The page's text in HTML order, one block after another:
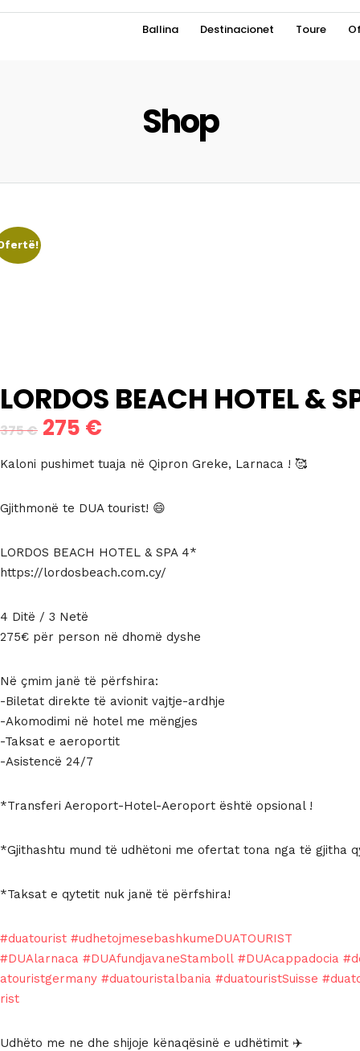
Ballina Destinacionet Toure
Shop
LORDOS BEACH HOTEL &
375€ Çmimi
origjinal
375 €.
275 €
është:
275 €.
Kaloni pushimet tuaja në Qipron Greke, Larnaca ! 🥰
Gjithmonë te DUA tourist! 😄
LORDOS BEACH HOTEL & SPA 4*
https://lordosbeach.com.cy/
4 Ditë / 3 Netë
275€ për person në dhomë dyshe
Në çmim janë të përfshira:
-Biletat direkte të avionit vajtje-ardhje
-Akomodimi në hotel me mëngjes
-Taksat e aeroportit
-Asistencë 24/7
*Transferi Aeroport-Hotel-Aeroport është opsional !
*Gjithashtu mund të udhëtoni me ofertat tona nga të gjitha
*Taksat e qytetit nuk janë të përfshira!
#duatourist #udhetojmesebashkumeDUATOURIST
#DUAlarnaca #DUAfundjavaneStamboll #DUAcappadocia
atouristgermany #duatouristalbania #duatouristSuisse
rist
Udhëto me ne dhe shijoje kënaqësinë e udhëtimit ✈️